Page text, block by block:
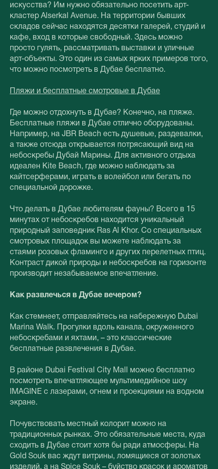
искусства? Им нужно обязательно посетить арт-
кластер Alserkal Avenue. На территории бывших
складов сейчас находятся десятки галерей, студий и
кафе, вход в которые свободный. Здесь можно
просто гулять, рассматривать выставки и уличные
арт-объекты. Это один из самых ярких примеров того,
что можно посмотреть в Дубае бесплатно.
Пляжи и бесплатные смотровые в Дубае
Где можно отдохнуть в Дубае? Конечно, на пляже.
Бесплатные пляжи в Дубае отлично оборудованы.
Например, на JBR Beach есть душевые, раздевалки,
а также отсюда открывается потрясающий вид на
небоскребы Дубай Марины. Для активного отдыха
идеален Kite Beach, где можно наблюдать за
кайтсерферами, играть в волейбол или бегать по
специальной дорожке.
Что делать в Дубае любителям фауны? Всего в 15
минутах от небоскребов находится уникальный
природный заповедник Ras Al Khor. Со специальных
смотровых площадок вы можете наблюдать за
стаями розовых фламинго и других перелетных птиц.
Контраст дикой природы и небоскребов на горизонте
производит незабываемое впечатление.
Как развлечься в Дубае вечером?
Как стемнеет, отправляйтесь на набережную Dubai
Marina Walk. Прогулки вдоль канала, окруженного
небоскребами и яхтами, – это классические
бесплатные развлечения в Дубае.
В районе Dubai Festival City Mall можно бесплатно
посмотреть впечатляющее мультимедийное шоу
IMAGINE с лазерами, огнем и проекциями на водном
экране.
Почувствовать местный колорит можно на
традиционных рынках. Это обязательные места, куда
сходить в Дубае стоит хотя бы ради атмосферы. На
Gold Souk вас ждут витрины, ломящиеся от золотых
изделий, а на Spice Souk – буйство красок и ароматов